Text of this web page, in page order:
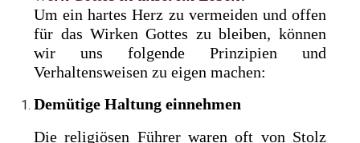
Um ein hartes Herz zu vermeiden und offen
für das Wirken Gottes zu bleiben, können
wir uns folgende Prinzipien und
Verhaltensweisen zu eigen machen:
Demütige Haltung einnehmen
Die religiösen Führer waren oft von Stolz